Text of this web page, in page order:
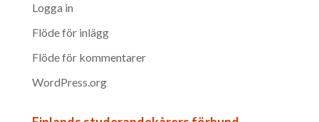
Logga in
Flöde för inlägg
Flöde för kommentarer
WordPress.org